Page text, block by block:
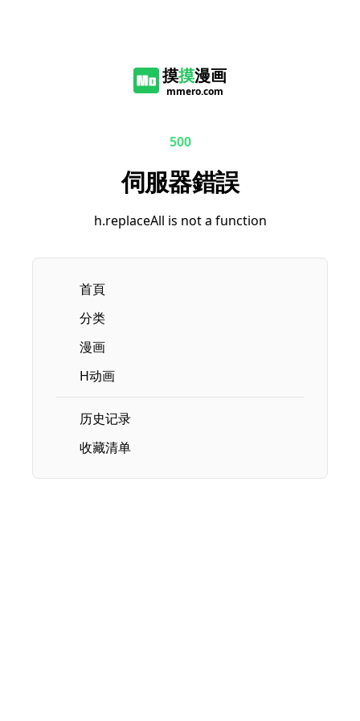
摸摸漫画
mmero.com
500
伺服器錯誤
h.replaceAll is not a function
首頁
分类
漫画
H动画
历史记录
收藏清单